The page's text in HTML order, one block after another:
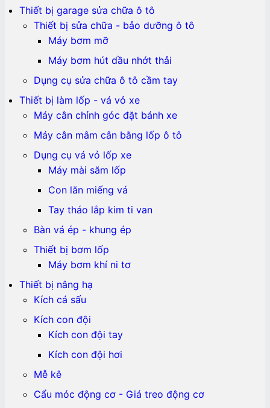
Thiết bị garage sửa chữa ô tô
Thiết bị sửa chữa - bảo dưỡng ô tô
Máy bơm mỡ
Máy bơm hút dầu nhớt thải
Dụng cụ sửa chữa ô tô cầm tay
Thiết bị làm lốp - vá vỏ xe
Máy cân chỉnh góc đặt bánh xe
Máy cân mâm cân bằng lốp ô tô
Dụng cụ vá vỏ lốp xe
Máy mài săm lốp
Con lăn miếng vá
Tay tháo lắp kim ti van
Bàn vá ép - khung ép
Thiết bị bơm lốp
Máy bơm khí ni tơ
Thiết bị nâng hạ
Kích cá sấu
Kích con đội
Kích con đội tay
Kích con đội hơi
Mễ kê
Cẩu móc động cơ - Giá treo động cơ